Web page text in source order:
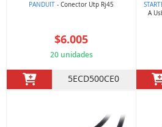
PANDUIT - Conector Utp Rj45
$6.005
20 unidades
5ECD500CE0
A